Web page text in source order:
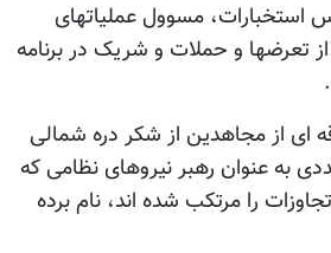
استخبارات، مسوول عملیاتهای
تعرضها و حملات و شریک در برنامه
ای از مجاهدین از شکر دره شمالی
به عنوان رهبر نیروهای نظامی که
را مرتکب شده اند، نام برده